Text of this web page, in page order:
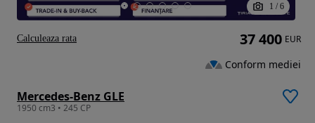
1 / 6
Mercedes-Benz GLE
1950 cm3 • 245 CP
37 400 EUR
Conform mediei
Calculeaza rata